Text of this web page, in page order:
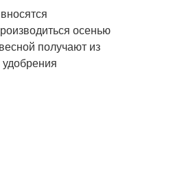
осенью
получают из